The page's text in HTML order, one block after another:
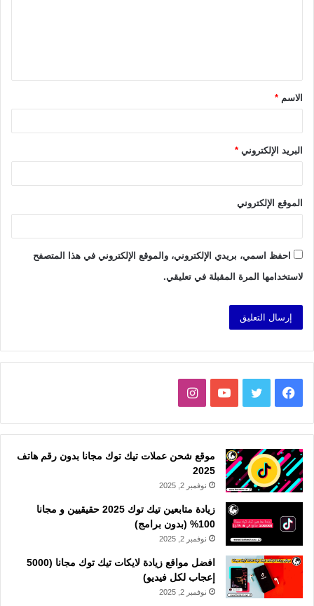
ق
*الاسم *
البريد الإلكتروني *
الموقع الإلكتروني
احفظ اسمي، بريدي الإلكتروني، والموقع الإلكتروني في هذا المتصفح
لاستخدامها المرة المقبلة في تعليقي.
فيسبوك تويتر يوتيوبانستقرام
موقع شحن عملات تيك توك مجانا بدون رقم هاتف
2025
نوفمبر 2, 2025
زيادة متابعين تيك توك 2025 حقيقيين و مجانا
100% (بدون برامج)
نوفمبر 2, 2025
افضل مواقع زيادة لايكات تيك توك مجانا (5000
إعجاب لكل فيديو)
نوفمبر 2, 2025